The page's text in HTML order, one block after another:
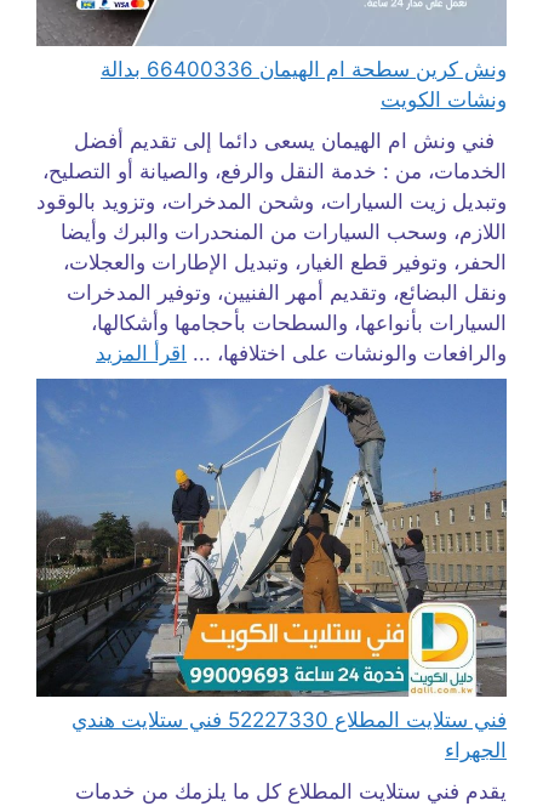
ونش كرين سطحة ام الهيمان 66400336 بدالة
ونشات الكويت
فني ونش ام الهيمان يسعى دائما إلى تقديم أفضل
الخدمات، من : خدمة النقل والرفع، والصيانة أو التصليح،
وتبديل زيت السيارات، وشحن المدخرات، وتزويد بالوقود
اللازم، وسحب السيارات من المنحدرات والبرك وأيضا
الحفر، وتوفير قطع الغيار، وتبديل الإطارات والعجلات،
ونقل البضائع، وتقديم أمهر الفنيين، وتوفير المدخرات
السيارات بأنواعها، والسطحات بأحجامها وأشكالها،
والرافعات والونشات على اختلافها، ... اقرأ المزيد
فني ستلايت المطلاع 52227330 فني ستلايت هندي
الجهراء
يقدم فني ستلايت المطلاع كل ما يلزمك من خدمات